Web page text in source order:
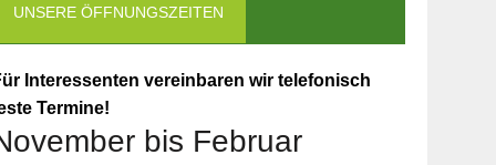
UNSERE ÖFFNUNGSZEITEN
Interessenten vereinbaren wir telefonisch
Termine!
bis Februar